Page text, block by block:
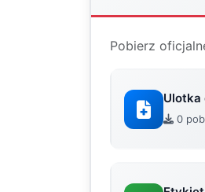
Pobierz
Ulotka
0